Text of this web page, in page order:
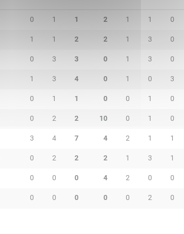
0 1 1 2 1 1 0
1 1 2 2 1 3 0
0 3 3 0 1 3 0
1 3 4 0 1 0 3
0 1 1 0 0 1 0
0 2 2 10 0 1 0
3 4 7 4 2 1 1
0 2 2 2 1 3 1
0 0 0 4 2 0 0
0 0 0 0 0 2 0